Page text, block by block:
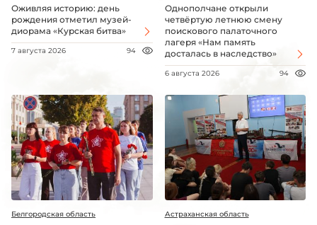
Оживляя историю: день
рождения отметил музей-
диорама «Курская битва»
7 августа 2026 94
Однополчане открыли
четвёртую летнюю смену
поискового палаточного
лагеря «Нам память
досталась в наследство»
6 августа 2026 94
Белгородская область Астраханская область